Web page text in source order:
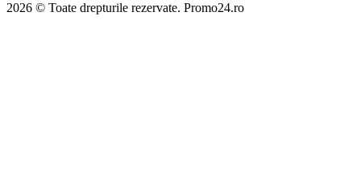
2026 © Toate drepturile rezervate. Promo24.ro